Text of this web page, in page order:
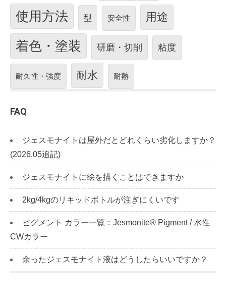
使用方法 型 安全性 用途
着色・塗装 研磨・切削 粘度
耐久性・強度 耐水 耐熱
FAQ
ジェスモナイトは屋外だとどれくらい劣化しますか？
(2026.05追記)
ジェスモナイトに絵を描くことはできますか
2kg/4kgのリキッドボトルが注ぎにくいです
ピグメント カラー一覧：Jesmonite® Pigment / 水性
CWカラー
余ったジェスモナイト液はどうしたらいいですか？